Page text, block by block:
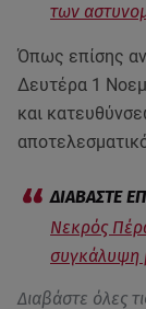
των
Όπως επίσης
Δευτέρα 1
και
Νεκρός
συγκάλυψη
Διαβάστε όλες